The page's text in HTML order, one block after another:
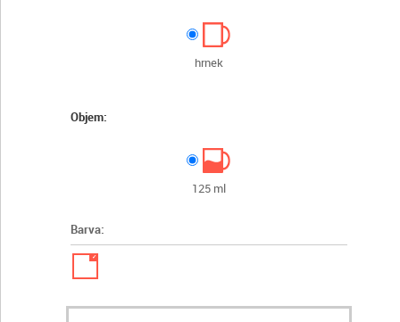
hrnek
Objem:
125 ml
Barva:
✓